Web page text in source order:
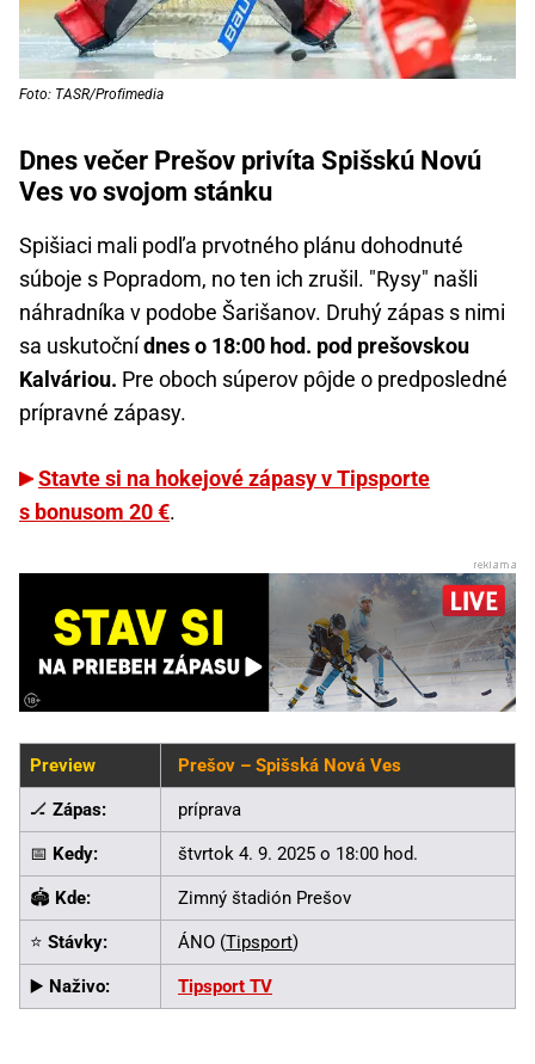
Foto: TASR/Profimedia
Dnes večer Prešov privíta Spišskú Novú
Ves vo svojom stánku
Spišiaci mali podľa prvotného plánu dohodnuté
súboje s Popradom, no ten ich zrušil. "Rysy" našli
náhradníka v podobe Šarišanov. Druhý zápas s nimi
sa uskutočnídnes o 18:00 hod. pod prešovskou
Kalváriou. Pre oboch súperov pôjde o predposledné
prípravné zápasy.
Stavte si na hokejové zápasy v Tipsporte
s bonusom 20 €.
Preview Prešov – Spišská Nová Ves
🏒 Zápas: príprava
📅 Kedy: štvrtok 4. 9. 2025 o 18:00 hod.
🏟️ Kde: Zimný štadión Prešov
⭐ Stávky: ÁNO (Tipsport)
▶️ Naživo: Tipsport TV